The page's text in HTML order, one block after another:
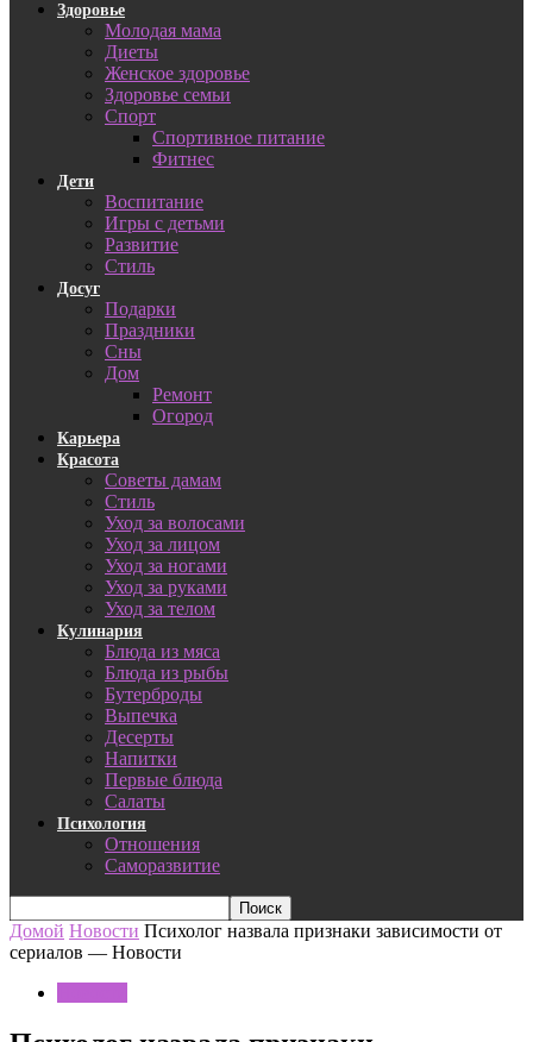
Здоровье
Молодая мама
Диеты
Женское здоровье
Здоровье семьи
Спорт
Спортивное питание
Фитнес
Дети
Воспитание
Игры с детьми
Развитие
Стиль
Досуг
Подарки
Праздники
Сны
Дом
Ремонт
Огород
Карьера
Красота
Советы дамам
Стиль
Уход за волосами
Уход за лицом
Уход за ногами
Уход за руками
Уход за телом
Кулинария
Блюда из мяса
Блюда из рыбы
Бутерброды
Выпечка
Десерты
Напитки
Первые блюда
Салаты
Психология
Отношения
Саморазвитие
Домой Новости Психолог назвала признаки зависимости от
сериалов — Новости